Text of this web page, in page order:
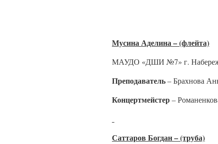
Мусина Аделина – (флейта)
МАУДО «ДШИ №7» г.
Преподаватель– Брахнова
Концертмейстер–
Саттаров Богдан – (труба)